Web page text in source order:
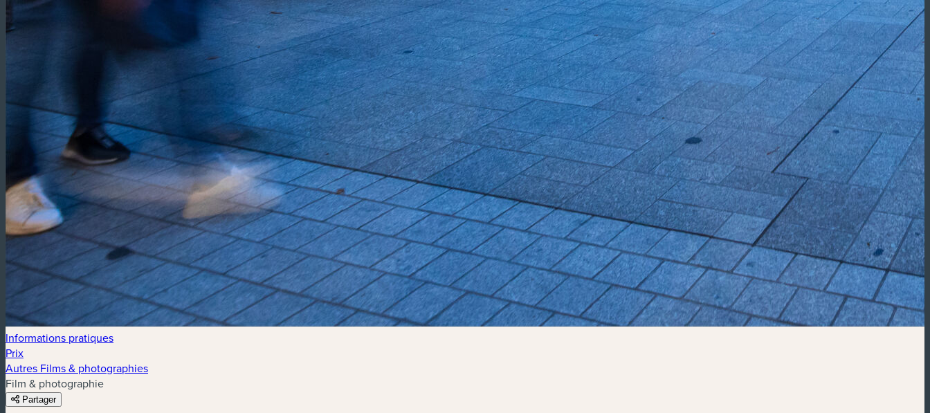
Informations pratiques
Prix
Autres Films & photographies
Film & photographie
Partager